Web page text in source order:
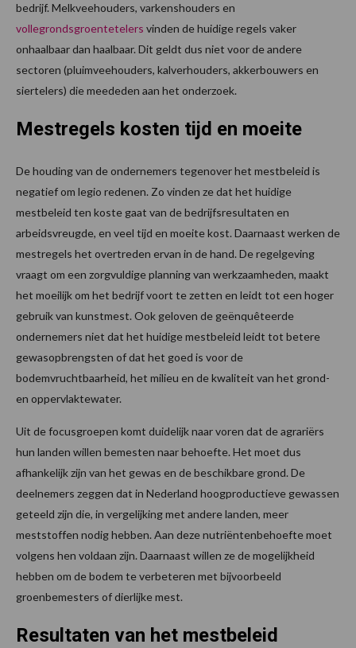
bedrijf. Melkveehouders, varkenshouders en
vollegrondsgroentetelers vinden de huidige regels vaker
onhaalbaar dan haalbaar. Dit geldt dus niet voor de andere
sectoren (pluimveehouders, kalverhouders, akkerbouwers en
siertelers) die meededen aan het onderzoek.
Mestregels kosten tijd en moeite
De houding van de ondernemers tegenover het mestbeleid is
negatief om legio redenen. Zo vinden ze dat het huidige
mestbeleid ten koste gaat van de bedrijfsresultaten en
arbeidsvreugde, en veel tijd en moeite kost. Daarnaast werken de
mestregels het overtreden ervan in de hand. De regelgeving
vraagt om een zorgvuldige planning van werkzaamheden, maakt
het moeilijk om het bedrijf voort te zetten en leidt tot een hoger
gebruik van kunstmest. Ook geloven de geënquêteerde
ondernemers niet dat het huidige mestbeleid leidt tot betere
gewasopbrengsten of dat het goed is voor de
bodemvruchtbaarheid, het milieu en de kwaliteit van het grond-
en oppervlaktewater.
Uit de focusgroepen komt duidelijk naar voren dat de agrariërs
hun landen willen bemesten naar behoefte. Het moet dus
afhankelijk zijn van het gewas en de beschikbare grond. De
deelnemers zeggen dat in Nederland hoogproductieve gewassen
geteeld zijn die, in vergelijking met andere landen, meer
meststoffen nodig hebben. Aan deze nutriëntenbehoefte moet
volgens hen voldaan zijn. Daarnaast willen ze de mogelijkheid
hebben om de bodem te verbeteren met bijvoorbeeld
groenbemesters of dierlijke mest.
Resultaten van het mestbeleid